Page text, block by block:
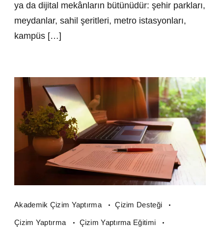
ya da dijital mekânların bütünüdür: şehir parkları,
meydanlar, sahil şeritleri, metro istasyonları,
kampüs […]
Akademik Çizim Yaptırma Çizim Desteği
Çizim Yaptırma Çizim Yaptırma Eğitimi